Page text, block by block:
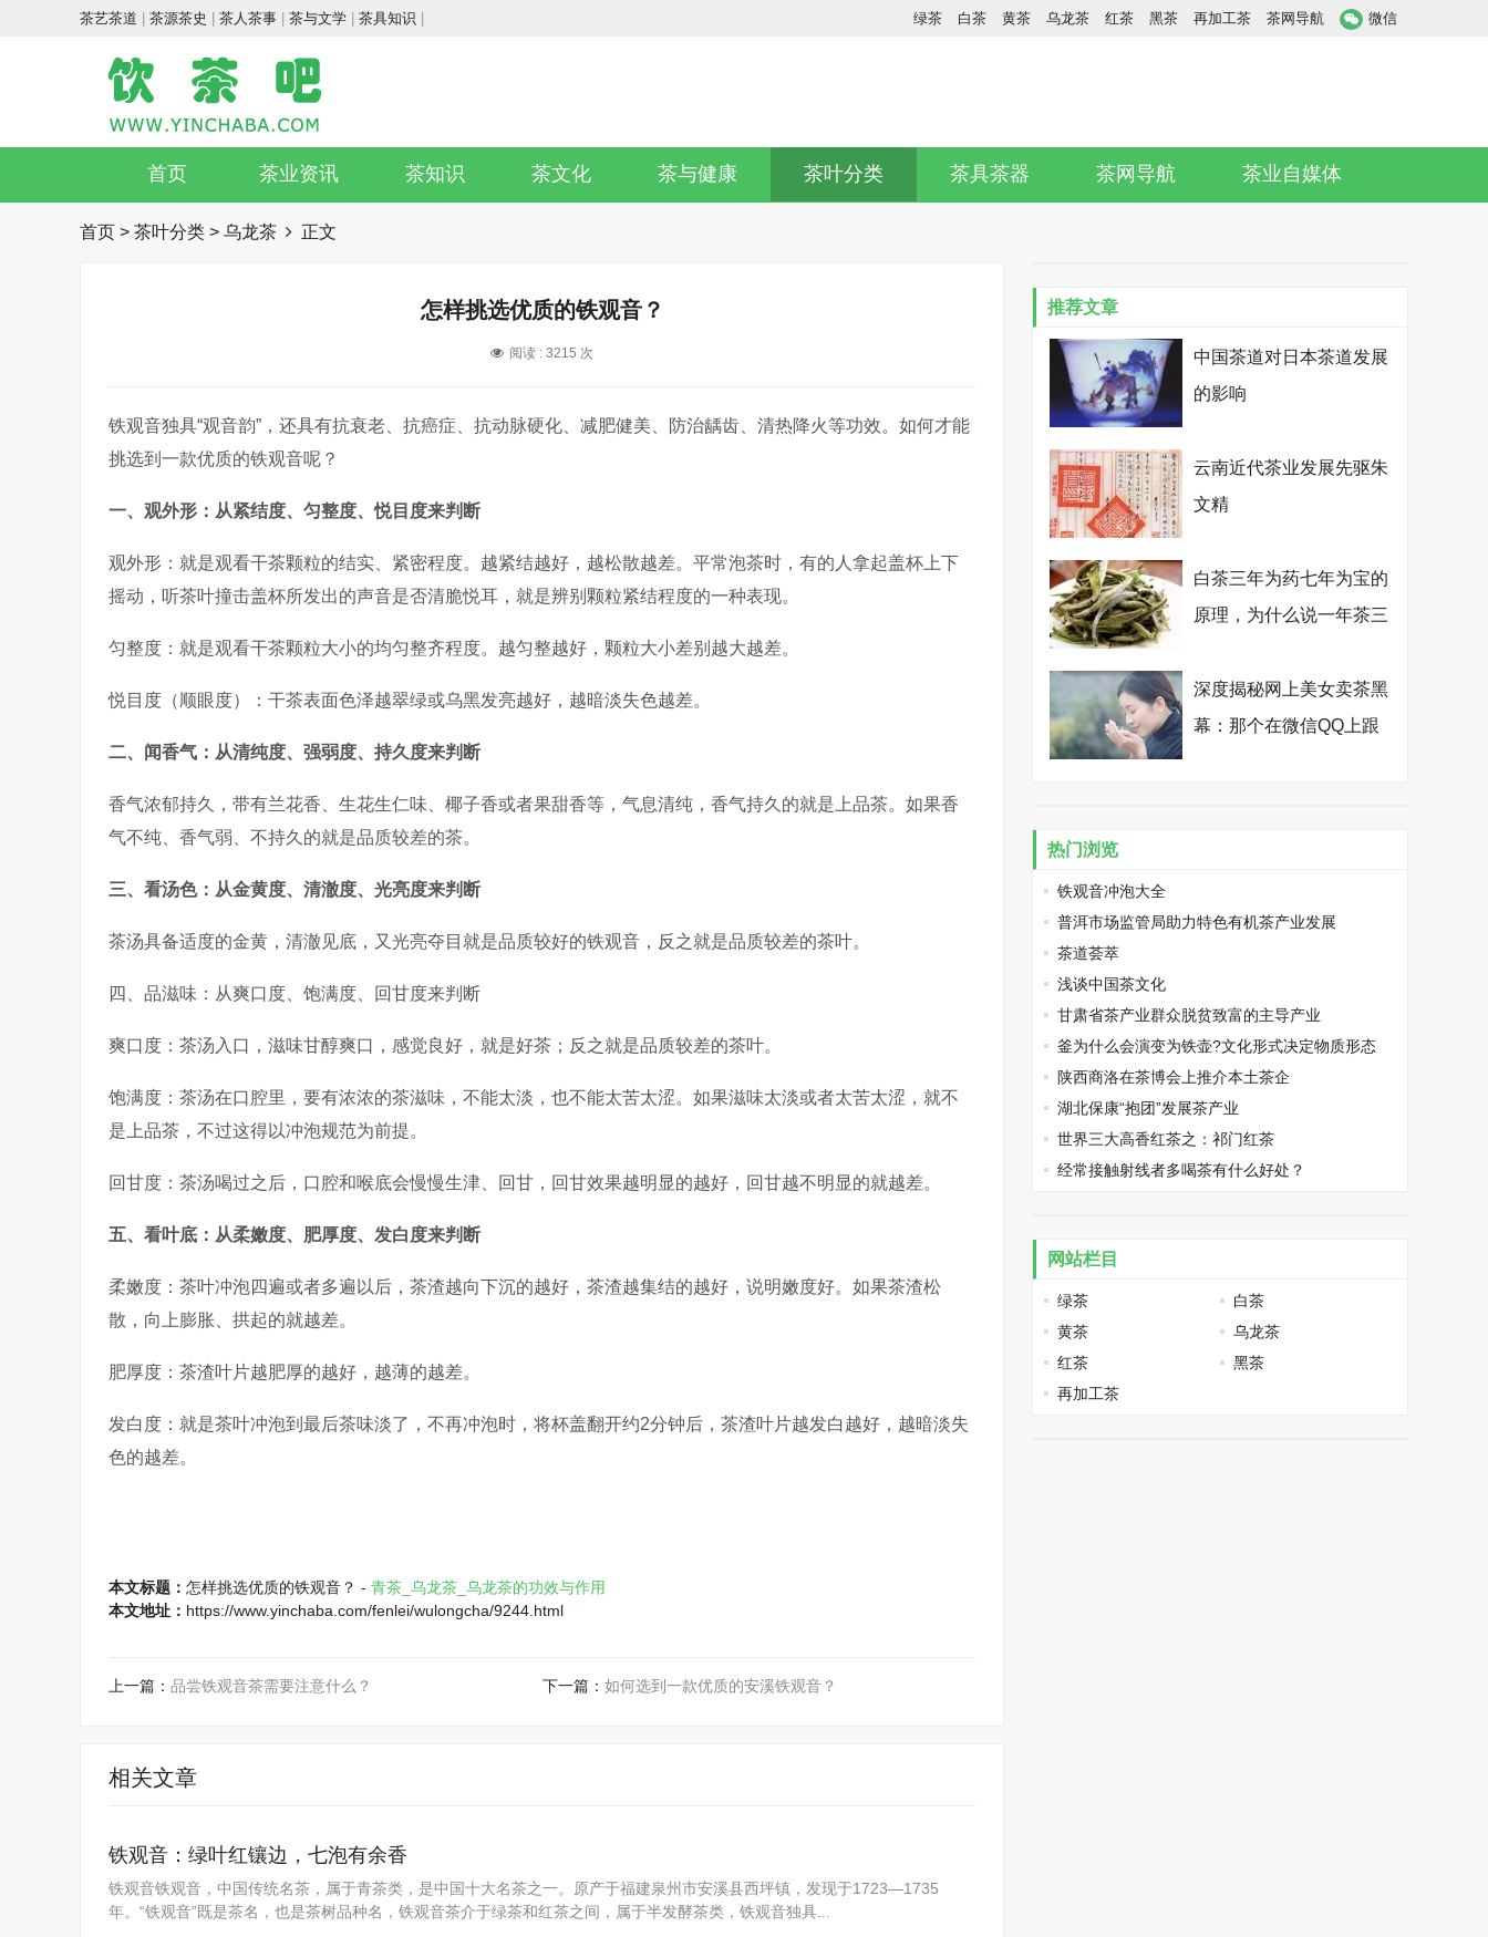
茶艺茶道 茶源茶史 茶人茶事 茶与文学 茶具知识 绿茶 白茶 黄茶 乌龙茶 红茶 黑茶 再加工茶 茶网导航 微信
首页 茶业资讯 茶知识 茶文化 茶与健康 茶叶分类 茶具茶器 茶网导航 茶业自媒体
首页 > 茶叶分类 > 乌龙茶 正文
怎样挑选优质的铁观音？
阅读 : 3215 次
铁观音独具“观音韵”，还具有抗衰老、抗癌症、抗动脉硬化、减肥健美、防治龋齿、清热降火等功效。如何才能
挑选到一款优质的铁观音呢？
一、观外形：从紧结度、匀整度、悦目度来判断
观外形：就是观看干茶颗粒的结实、紧密程度。越紧结越好，越松散越差。平常泡茶时，有的人拿起盖杯上下
摇动，听茶叶撞击盖杯所发出的声音是否清脆悦耳，就是辨别颗粒紧结程度的一种表现。
匀整度：就是观看干茶颗粒大小的均匀整齐程度。越匀整越好，颗粒大小差别越大越差。
悦目度（顺眼度）：干茶表面色泽越翠绿或乌黑发亮越好，越暗淡失色越差。
二、闻香气：从清纯度、强弱度、持久度来判断
香气浓郁持久，带有兰花香、生花生仁味、椰子香或者果甜香等，气息清纯，香气持久的就是上品茶。如果香
气不纯、香气弱、不持久的就是品质较差的茶。
三、看汤色：从金黄度、清澈度、光亮度来判断
茶汤具备适度的金黄，清澈见底，又光亮夺目就是品质较好的铁观音，反之就是品质较差的茶叶。
四、品滋味：从爽口度、饱满度、回甘度来判断
爽口度：茶汤入口，滋味甘醇爽口，感觉良好，就是好茶；反之就是品质较差的茶叶。
饱满度：茶汤在口腔里，要有浓浓的茶滋味，不能太淡，也不能太苦太涩。如果滋味太淡或者太苦太涩，就不
是上品茶，不过这得以冲泡规范为前提。
回甘度：茶汤喝过之后，口腔和喉底会慢慢生津、回甘，回甘效果越明显的越好，回甘越不明显的就越差。
五、看叶底：从柔嫩度、肥厚度、发白度来判断
柔嫩度：茶叶冲泡四遍或者多遍以后，茶渣越向下沉的越好，茶渣越集结的越好，说明嫩度好。如果茶渣松
散，向上膨胀、拱起的就越差。
肥厚度：茶渣叶片越肥厚的越好，越薄的越差。
发白度：就是茶叶冲泡到最后茶味淡了，不再冲泡时，将杯盖翻开约2分钟后，茶渣叶片越发白越好，越暗淡失
色的越差。
本文标题： 怎样挑选优质的铁观音？ - 青茶_乌龙茶_乌龙茶的功效与作用
本文地址： https://www.yinchaba.com/fenlei/wulongcha/9244.html
上一篇： 品尝铁观音茶需要注意什么？ 下一篇： 如何选到一款优质的安溪铁观音？
相关文章
铁观音：绿叶红镶边，七泡有余香
铁观音铁观音，中国传统名茶，属于青茶类，是中国十大名茶之一。原产于福建泉州市安溪县西坪镇，发现于1723—1735
年。“铁观音”既是茶名，也是茶树品种名，铁观音茶介于绿茶和红茶之间，属于半发酵茶类，铁观音独具...
推荐文章
中国茶道对日本茶道发展
的影响
云南近代茶业发展先驱朱
文精
白茶三年为药七年为宝的
原理，为什么说一年茶三
深度揭秘网上美女卖茶黑
幕：那个在微信QQ上跟
热门浏览
铁观音冲泡大全
普洱市场监管局助力特色有机茶产业发展
茶道荟萃
浅谈中国茶文化
甘肃省茶产业群众脱贫致富的主导产业
釜为什么会演变为铁壶?文化形式决定物质形态
陕西商洛在茶博会上推介本土茶企
湖北保康“抱团”发展茶产业
世界三大高香红茶之：祁门红茶
经常接触射线者多喝茶有什么好处？
网站栏目
绿茶
白茶
黄茶
乌龙茶
红茶
黑茶
再加工茶